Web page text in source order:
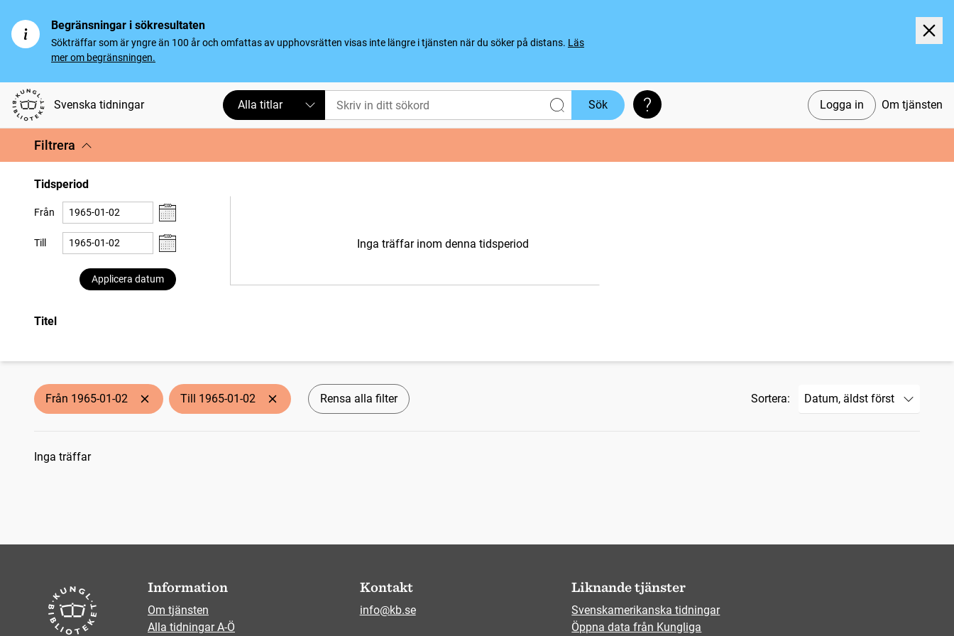
Begränsningar i sökresultaten
Sökträffar som är yngre än 100 år och omfattas av upphovsrätten visas inte längre i tjänsten när du söker på distans. Läs
mer om begränsningen.
Svenska tidningar Logga in Om tjänsten
Alla titlar Sök Söktips
Filtrera
Tidsperiod
Från
Till
Applicera datum
Inga träffar inom denna tidsperiod
Titel
Från 1965-01-02 Till 1965-01-02 Rensa alla filter Sortera:
Sökresultat
Inga träffar
Information
Om tjänsten
Alla tidningar A-Ö
Kontakt
info@kb.se
Liknande tjänster
Svenskamerikanska tidningar
Öppna data från Kungliga